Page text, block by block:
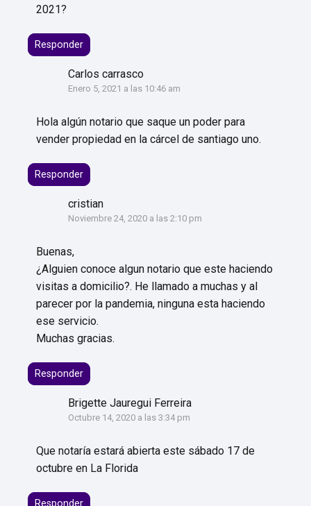
2021?
Responder
Carlos carrasco
Enero 5, 2021 a las 10:46 am
Hola algún notario que saque un poder para
vender propiedad en la cárcel de santiago uno.
Responder
cristian
Noviembre 24, 2020 a las 2:10 pm
Buenas,
¿Alguien conoce algun notario que este haciendo
visitas a domicilio?. He llamado a muchas y al
parecer por la pandemia, ninguna esta haciendo
ese servicio.
Muchas gracias.
Responder
Brigette Jauregui Ferreira
Octubre 14, 2020 a las 3:34 pm
Que notaría estará abierta este sábado 17 de
octubre en La Florida
Responder